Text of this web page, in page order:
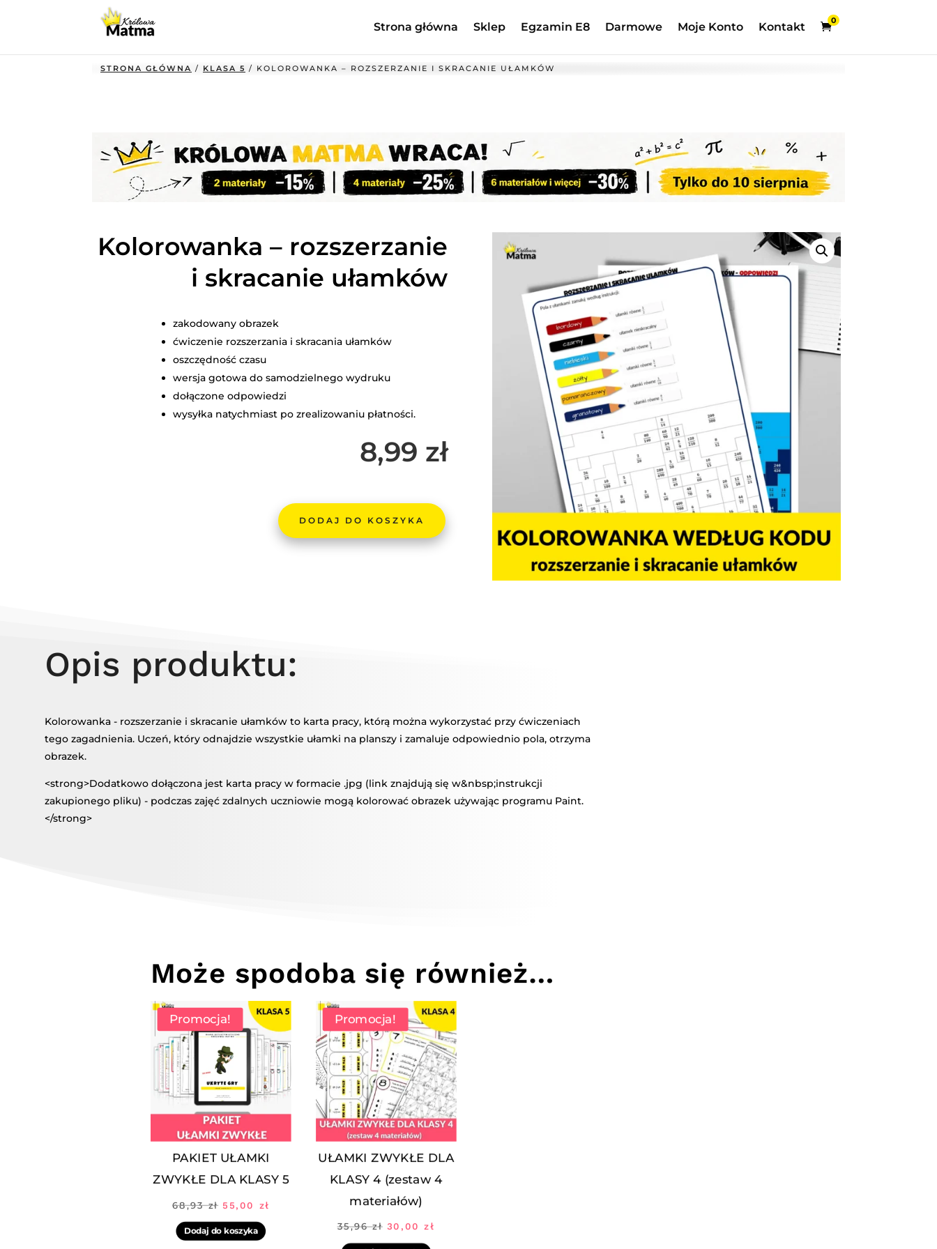
Strona główna Sklep Egzamin E8 Darmowe Moje Konto Kontakt
0
STRONA GŁÓWNA / KLASA 5 / KOLOROWANKA – ROZSZERZANIE I SKRACANIE UŁAMKÓW
Kolorowanka – rozszerzanie
i skracanie ułamków
zakodowany obrazek
ćwiczenie rozszerzania i skracania ułamków
oszczędność czasu
wersja gotowa do samodzielnego wydruku
dołączone odpowiedzi
wysyłka natychmiast po zrealizowaniu płatności.
8,99 zł
ILOŚĆ
KOLOROWANKA
DODAJ DO KOSZYKA
Opis produktu:
Kolorowanka - rozszerzanie i skracanie ułamków to karta pracy, którą można wykorzystać przy ćwiczeniach
tego zagadnienia. Uczeń, który odnajdzie wszystkie ułamki na planszy i zamaluje odpowiednio pola, otrzyma
obrazek.
<strong>Dodatkowo dołączona jest karta pracy w formacie .jpg (link znajdują się w&nbsp;instrukcji
zakupionego pliku) - podczas zajęć zdalnych uczniowie mogą kolorować obrazek używając programu Paint.
</strong>
Może spodoba się również…
Promocja!
PAKIET UŁAMKI
ZWYKŁE DLA KLASY 5
68,93zł Pierwotna
cena
wynosiła:
55,00 zł
Dodaj do koszyka
Promocja!
UŁAMKI ZWYKŁE DLA
KLASY 4 (zestaw 4
materiałów)
35,96zł Pierwotna
cena
30,00zł